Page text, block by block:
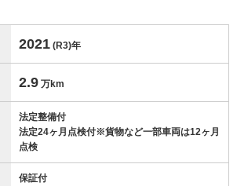
2021 (R3)年
2.9 万km
法定整備付
法定24ヶ月点検付※貨物など一部車両は12ヶ月
点検
保証付